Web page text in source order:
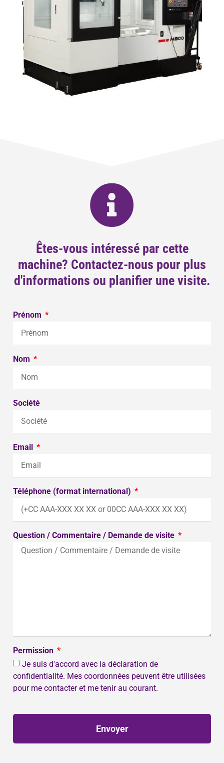
Êtes-vous intéressé par cette
machine? Contactez-nous pour plus
d'informations ou planifier une visite.
Prénom
Nom
Société
Email
Téléphone (format international)
Question / Commentaire / Demande de visite
Permission
Je suis d'accord avec la déclaration de
confidentialité. Mes coordonnées peuvent être utilisées
pour me contacter et me tenir au courant.
Envoyer